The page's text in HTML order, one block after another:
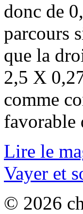
donc de
parcours
que la
2,5 X
comme
favorable
Lire le
Vayer et
© 2026